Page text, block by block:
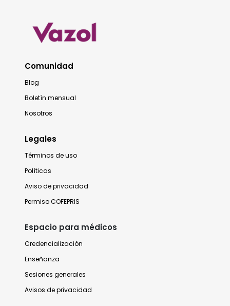
Comunidad
Blog
Boletín mensual
Nosotros
Legales
Términos de uso
Políticas
Aviso de privacidad
Permiso COFEPRIS
Espacio para médicos
Credencialización
Enseñanza
Sesiones generales
Avisos de privacidad